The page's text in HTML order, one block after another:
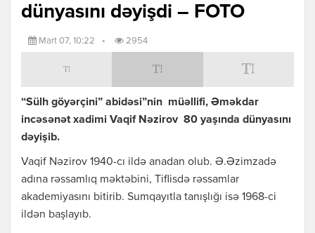
dünyasını dəyişdi – FOTO
Mart 07, 10:22 • 2954
“Sülh göyərçini” abidəsi”nin müəllifi, Əməkdar
incəsənət xadimi Vaqif Nəzirov 80 yaşında dünyasını
dəyişib.
Vaqif Nəzirov 1940-cı ildə anadan olub. Ə.Əzimzadə
adına rəssamlıq məktəbini, Tiflisdə rəssamlar
akademiyasını bitirib. Sumqayıtla tanışlığı isə 1968-ci
ildən başlayıb.